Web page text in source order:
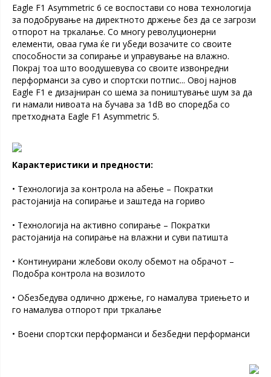
Eagle F1 Asymmetric 6 се воспостави со нова технологија
за подобрување на директното држење без да се загрози
отпорот на тркалање. Со многу револуционерни
елементи, оваа гума ќе ги убеди возачите со своите
способности за сопирање и управување на влажно.
Покрај тоа што воодушевува со своите извонредни
перформанси за суво и спортски потпис... Овој најнов
Eagle F1 е дизајниран со шема за поништување шум за да
ги намали нивоата на бучава за 1dB во споредба со
претходната Eagle F1 Asymmetric 5.
Карактеристики и предности:
• Технологија за контрола на абење – Пократки
растојанија на сопирање и заштеда на гориво
• Технологија на активно сопирање – Пократки
растојанија на сопирање на влажни и суви патишта
• Континуирани жлебови околу обемот на обрачот –
Подобра контрола на возилото
• Обезбедува одлично држење, го намалува триењето и
го намалува отпорот при тркалање
• Воени спортски перформанси и безбедни перформанси